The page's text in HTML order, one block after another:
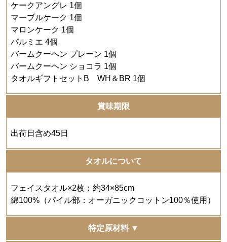
ケークアングレ 1個
マーブルケーク 1個
マロンケーク 1個
パルミエ 4個
バームクーヘン プレーン 1個
バームクーヘン ショコラ 1個
タオルギフトセットB WH＆BR 1個
賞味期限
出荷日含め45日
タオルについて
フェイスタオル×2枚：約34×85cm
綿100%（パイル部：オーガニックコットン100％使用）
特定原材料 ▼